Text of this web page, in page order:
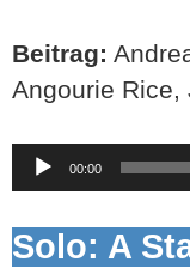
Beitrag:
Angourie Rice,
Audio-
Player
00:00
Solo: A